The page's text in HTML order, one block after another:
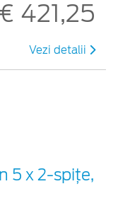
€ 421,25
Vezi detalii
5 x 2-spiţe,